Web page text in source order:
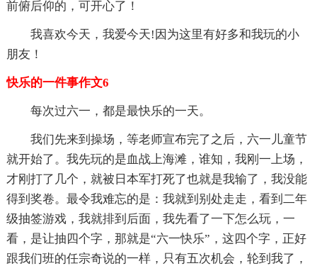
前俯后仰的，可开心了！
我喜欢今天，我爱今天!因为这里有好多和我玩的小
朋友！
快乐的一件事作文6
每次过六一，都是最快乐的一天。
我们先来到操场，等老师宣布完了之后，六一儿童节
就开始了。我先玩的是血战上海滩，谁知，我刚一上场，
才刚打了几个，就被日本军打死了也就是我输了，我没能
得到奖卷。最令我难忘的是：我就到别处走走，看到二年
级抽签游戏，我就排到后面，我先看了一下怎么玩，一
看，是让抽四个字，那就是“六一快乐”，这四个字，正好
跟我们班的任宗奇说的一样，只有五次机会，轮到我了，